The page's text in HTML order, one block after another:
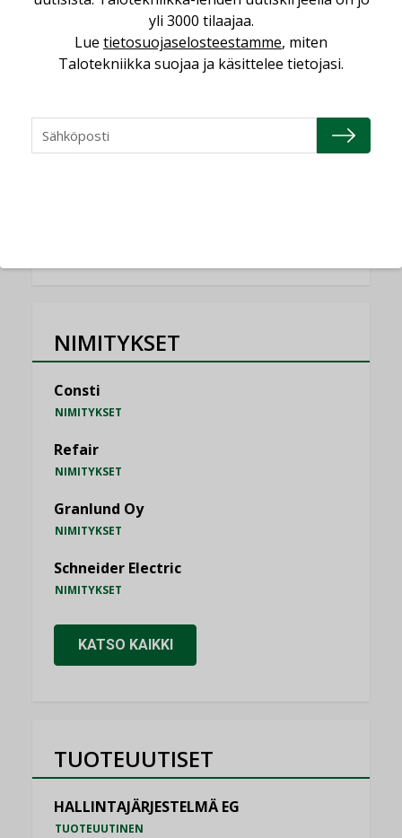
Miten varmistetaan EPD-dokumenteista
saatavien tietojen vertailukelpoisuus?
Vesi- ja viemärimitoittaminen on
jämähtänyt ajassa paikalleen
NIMITYKSET
Consti
NIMITYKSET
Refair
NIMITYKSET
Granlund Oy
NIMITYKSET
Schneider Electric
NIMITYKSET
KATSO KAIKKI
TUOTEUUTISET
HALLINTAJÄRJESTELMÄ EG
TUOTEUUTINEN
yli 3000 tilaajaa.
Lue tietosuojaselosteestamme, miten
Talotekniikka suojaa ja käsittelee tietojasi.